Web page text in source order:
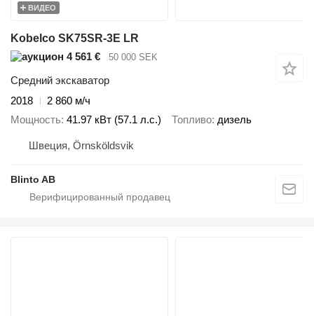
ВИДЕО
Kobelco SK75SR-3E LR
4 561 €
50 000 SEK
Средний экскаватор
2018
2 860 м/ч
Мощность 41.97 кВт (57.1 л.с.) Топливо дизель
Швеция, Örnsköldsvik
Blinto AB